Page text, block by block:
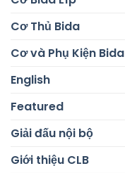
Cơ Thủ Bida
Cơ và Phụ Kiện Bida
English
Featured
Giải đấu nội bộ
Giới thiệu CLB